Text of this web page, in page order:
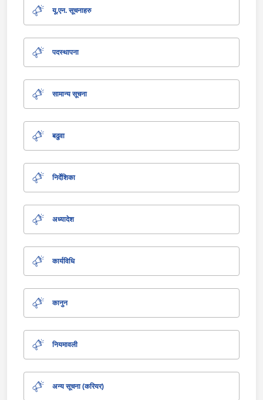
यू.एन. सूचनाहरु
पदस्थापना
सामान्य सूचना
बढुवा
निर्देशिका
अध्यादेश
कार्यविधि
कानुन
नियमावली
अन्य सूचना (करियर)